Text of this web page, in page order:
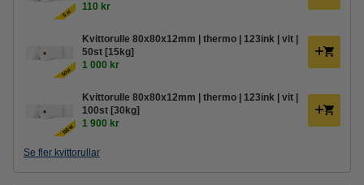
110 kr
Kvittorulle 80x80x12mm | thermo | 123ink | vit |
50st [15kg]
1 000 kr
Kvittorulle 80x80x12mm | thermo | 123ink | vit |
100st [30kg]
1 900 kr
Se fler kvittorullar